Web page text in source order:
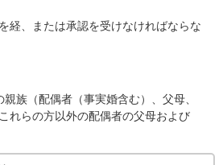
経、または承認を受けなければならな
族（配偶者（事実婚含む）、父母、
れらの方以外の配偶者の父母および